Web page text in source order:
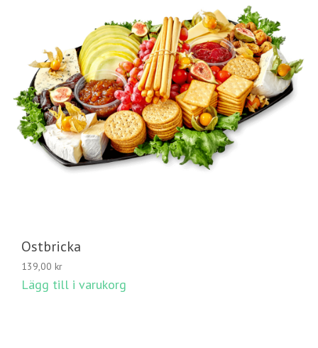
Ostbricka
139,00 kr
Lägg till i varukorg